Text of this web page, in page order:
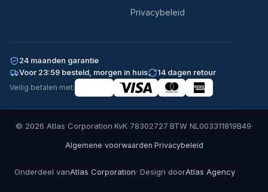
Privacybeleid
24 maanden garantie
Voor 23:59 besteld, morgen in huis
14 dagen retour
Veilig betalen met:
© 2026 Atlas Corporation·KvK 78302727·BTW NL003311819B49·
Algemene voorwaarden·Privacybeleid
Onderdeel vanAtlas Corporation· Design doorAtlas Agency